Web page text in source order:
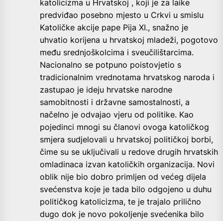
katolicizma u Hrvatskoj , koji je za laike
predviđao posebno mjesto u Crkvi u smislu
Katoličke akcije pape Pija XI., snažno je
uhvatio korijena u hrvatskoj mladeži, pogotovo
među srednjoškolcima i sveučilištarcima.
Nacionalno se potpuno poistovjetio s
tradicionalnim vrednotama hrvatskog naroda i
zastupao je ideju hrvatske narodne
samobitnosti i državne samostalnosti, a
načelno je odvajao vjeru od politike. Kao
pojedinci mnogi su članovi ovoga katoličkog
smjera sudjelovali u hrvatskoj političkoj borbi,
čime su se uključivali u redove drugih hrvatskih
omladinaca izvan katoličkih organizacija. Novi
oblik nije bio dobro primljen od većeg dijela
svećenstva koje je tada bilo odgojeno u duhu
političkog katolicizma, te je trajalo prilično
dugo dok je novo pokoljenje svećenika bilo